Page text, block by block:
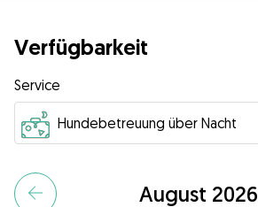
Verfügbarkeit
Service
August 2026